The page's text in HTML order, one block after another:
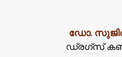
ഡോ.
ഡ്രഗ്സ്